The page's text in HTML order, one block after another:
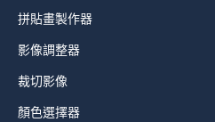
拼貼畫製作器
影像調整器
裁切影像
顏色選擇器